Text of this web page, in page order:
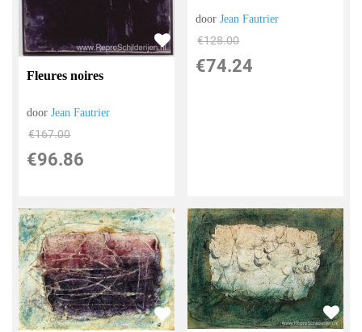
Fleures noires
doorJean Fautrier
€167.00
€96.86
doorJean Fautrier
€128.00
€74.24